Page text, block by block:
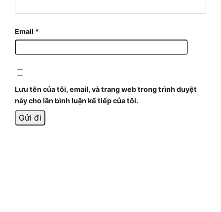
Email *
Lưu tên của tôi, email, và trang web trong trình duyệt
này cho lần bình luận kế tiếp của tôi.